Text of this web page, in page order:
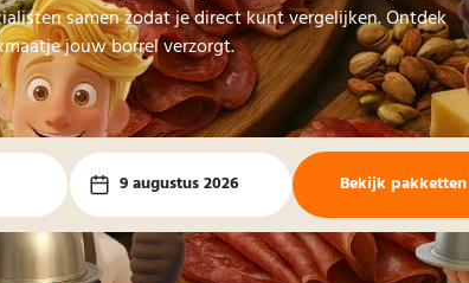
samen zodat je direct kunt vergelijken. Ontdek
jouw borrel verzorgt.
9 augustus 2026 Bekijk pakketten